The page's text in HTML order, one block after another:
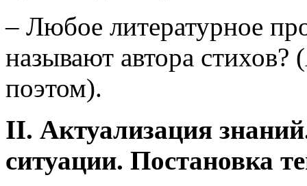
– Любое литературное
называют автора стихов?
поэтом).
II. Актуализация
ситуации. Постановка